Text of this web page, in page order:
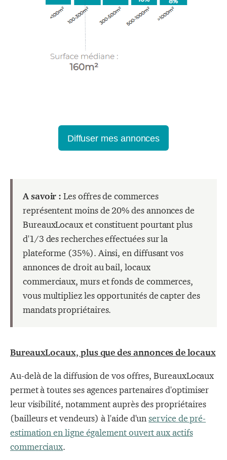
Diffuser mes annonces
A savoir :Les offres de commerces
représentent moins de 20% des annonces de
BureauxLocaux et constituent pourtant plus
d'1/3 des recherches effectuées sur la
plateforme (35%). Ainsi, en diffusant vos
annonces de droit au bail, locaux
commerciaux, murs et fonds de commerces,
vous multipliez les opportunités de capter des
mandats propriétaires.
BureauxLocaux, plus que des annonces de locaux
Au-delà de la diffusion de vos offres, BureauxLocaux
permet à toutes ses agences partenaires d'optimiser
leur visibilité, notamment auprès des propriétaires
(bailleurs et vendeurs) à l'aide d'unservice de pré-
estimation en ligne également ouvert aux actifs
commerciaux.